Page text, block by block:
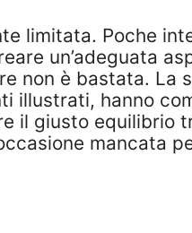
limitata. Poche
un’adeguata
non è bastata. La
illustrati, hanno
il giusto equilibrio
mancata